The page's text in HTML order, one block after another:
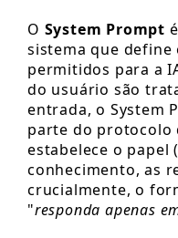
O System Prompt
sistema que define
permitidos para a
do usuário são
entrada, o System
parte do protocolo
estabelece o papel (
conhecimento, as
crucialmente, o
"responda apenas